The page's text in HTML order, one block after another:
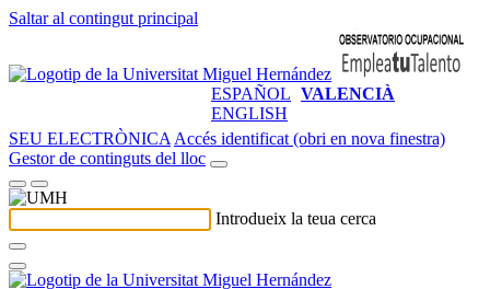
Saltar al contingut principal
ESPAÑOL VALENCIÀ
ENGLISH
SEU ELECTRÒNICA Accés identificat (obri en nova finestra)
Gestor de continguts del lloc
Introdueix la teua cerca